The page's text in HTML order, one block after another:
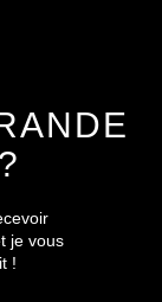
je vous
!